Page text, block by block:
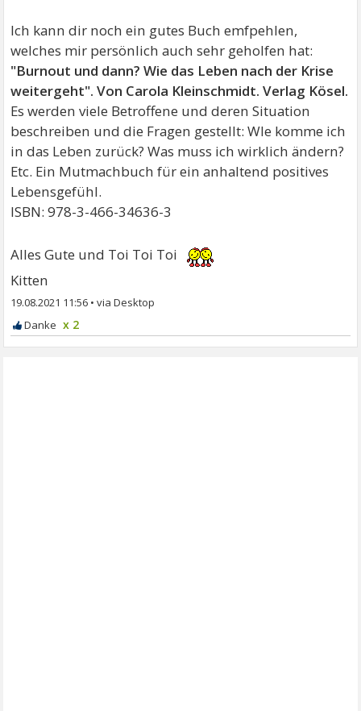
Ich kann dir noch ein gutes Buch emfpehlen,
welches mir persönlich auch sehr geholfen hat:
"Burnout und dann? Wie das Leben nach der Krise
weitergeht". Von Carola Kleinschmidt. Verlag Kösel.
Es werden viele Betroffene und deren Situation
beschreiben und die Fragen gestellt: WIe komme ich
in das Leben zurück? Was muss ich wirklich ändern?
Etc. Ein Mutmachbuch für ein anhaltend positives
Lebensgefühl.
ISBN: 978-3-466-34636-3
Alles Gute und Toi Toi Toi
Kitten
19.08.2021 11:56 •
x 2